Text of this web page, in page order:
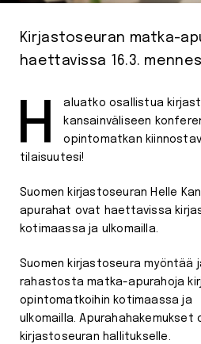
Kirjastoseuran matka-
haettavissa 16.3.
Haluatko osallistua kirjasto- ja informaatioalan
kansainväliseen
opintomatkan
tilaisuutesi!
Suomen kirjastoseuran Helle
apurahat ovat haettavissa
kotimaassa ja ulkomailla.
Suomen kirjastoseura myöntää
rahastosta matka-apurahoja
opintomatkoihin kotimaassa ja
ulkomailla. Apurahahakemukset
kirjastoseuran hallitukselle.